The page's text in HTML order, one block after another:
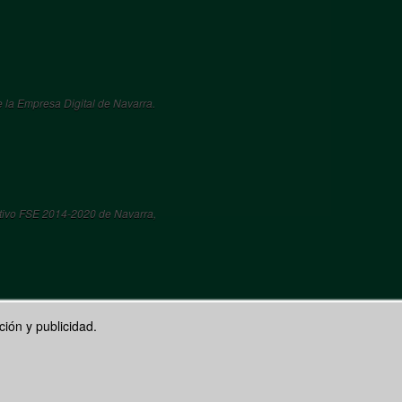
Empresa Digital de Navarra.
FSE 2014-2020 de Navarra,
y publicidad.